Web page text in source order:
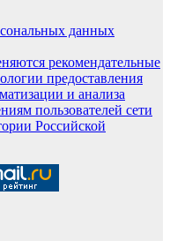
данных
рекомендательные
предоставления
и анализа
пользователей сети
Российской